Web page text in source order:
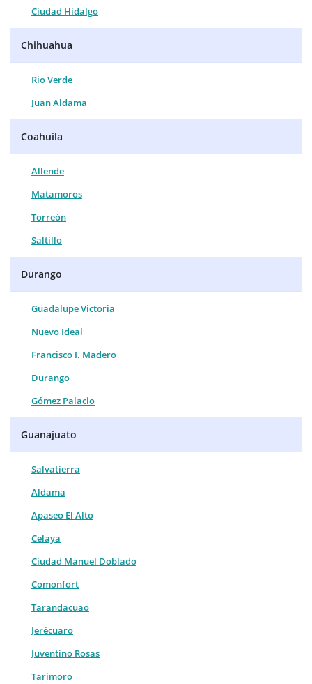
Ciudad Hidalgo
Chihuahua
Rio Verde
Juan Aldama
Coahuila
Allende
Matamoros
Torreón
Saltillo
Durango
Guadalupe Victoria
Nuevo Ideal
Francisco I. Madero
Durango
Gómez Palacio
Guanajuato
Salvatierra
Aldama
Apaseo El Alto
Celaya
Ciudad Manuel Doblado
Comonfort
Tarandacuao
Jerécuaro
Juventino Rosas
Tarimoro